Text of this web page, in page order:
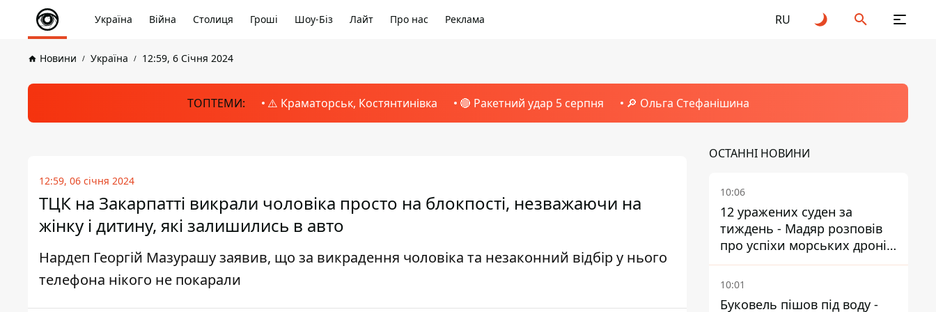
Україна Війна Столиця Гроші Шоу-Біз Лайт Про нас Реклама RU
Новини Україна 12:59, 6 Січня 2024
ТОПТЕМИ: ⚠️ Краматорськ, Костянтинівка 🔴 Ракетний удар 5 серпня 🔎 Ольга Стефанішина
12:59, 06 січня 2024
ТЦК на Закарпатті викрали чоловіка просто на блокпості, незважаючи на
жінку і дитину, які залишились в авто
Нардеп Георгій Мазурашу заявив, що за викрадення чоловіка та незаконний відбір у нього
телефона нікого не покарали
ОСТАННІ НОВИНИ
10:06
12 уражених суден за
тиждень - Мадяр розповів
про успіхи морських дронів
у Чорному та Азовському
морях
10:01
Буковель пішов під воду -